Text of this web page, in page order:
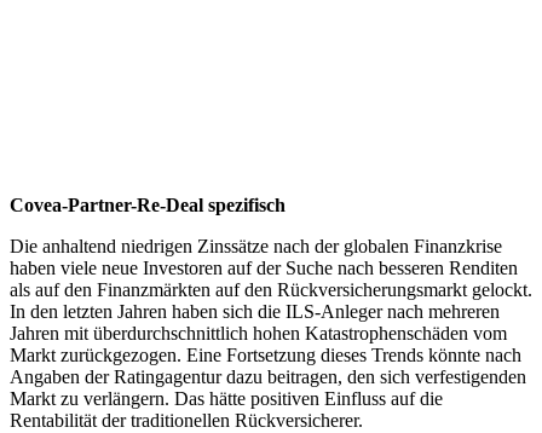
Covea-Partner-Re-Deal spezifisch
Die anhaltend niedrigen Zinssätze nach der globalen Finanzkrise
haben viele neue Investoren auf der Suche nach besseren Renditen
als auf den Finanzmärkten auf den Rückversicherungsmarkt gelockt.
In den letzten Jahren haben sich die ILS-Anleger nach mehreren
Jahren mit überdurchschnittlich hohen Katastrophenschäden vom
Markt zurückgezogen. Eine Fortsetzung dieses Trends könnte nach
Angaben der Ratingagentur dazu beitragen, den sich verfestigenden
Markt zu verlängern. Das hätte positiven Einfluss auf die
Rentabilität der traditionellen Rückversicherer.